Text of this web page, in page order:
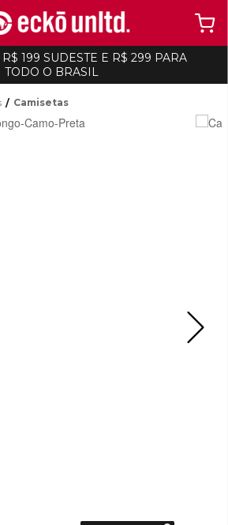
R$ 199 SUDESTE E R$ 299 PARA
TODO O BRASIL
Camisetas